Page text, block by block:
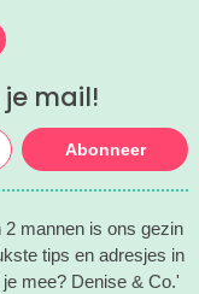
Instagram
op Pinterest
ons
mail!
Abonneer
mannen is ons gezin
tips en adresjes in
mee? Denise & Co.'